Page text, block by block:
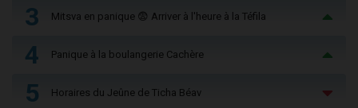
3 Mitsva en panique 😨 Arriver à l'heure à la Téfila
4 Panique à la boulangerie Cachère
5 Horaires du Jeûne de Ticha Béav